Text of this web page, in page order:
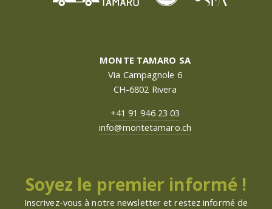
MONTE TAMARO SA
Via Campagnole 6
CH-6802 Rivera
+41 91 946 23 03
info@montetamaro.ch
Soyez le premier informé !
Inscrivez-vous à notre newsletter et restez informé de